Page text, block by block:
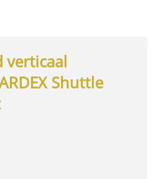
verticaal
Shuttle